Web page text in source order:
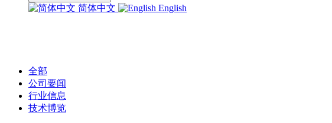
简体中文 English
全部
公司要闻
行业信息
技术博览